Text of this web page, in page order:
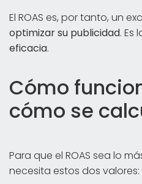
El ROAS es, por tanto, un
optimizar su publicidad. Es
eficacia.
Cómo
cómo se
Para que el ROAS sea lo
necesita estos dos valores: